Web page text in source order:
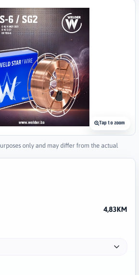
Tap to zoom
only and may differ from the actual
4,83KM